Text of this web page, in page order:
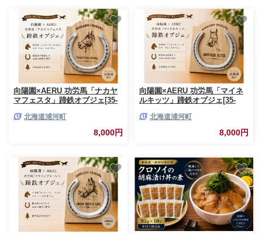
向陽園×AERU 功労馬「ナカヤ
マフェスタ」蹄鉄オブジェ[35-
北海道浦河町
8,000円
向陽園×AERU 功労馬「マイネ
ルキッツ」蹄鉄オブジェ[35-
北海道浦河町
8,000円